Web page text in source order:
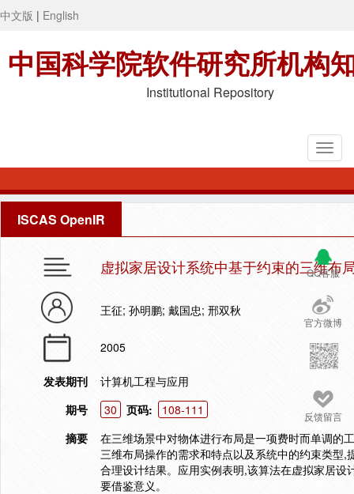
中文版 | English
中国科学院软件研究所机构
Institutional Repository
ISCAS OpenIR
QQ客服
官方微博
反馈留言
虚拟家居设计系统中基于约束的三维布
王征; 孙明鹏; 戴国忠; 邢双秋
2005
发表期刊
计算机工程与应用
期号
30 页码:
108-111
摘要
在三维场景中对物体进行布局是一项费时而单调的
三维布局操作的需求和特点以及系统中的约束类型
合理设计结果。应用实例表明,该算法在虚拟家居
要借鉴意义。